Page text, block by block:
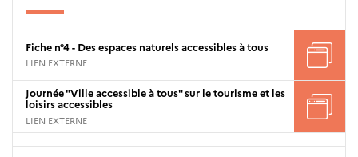
Fiche n°4 - Des espaces naturels accessibles à tous
LIEN EXTERNE
Journée "Ville accessible à tous" sur le tourisme et les
loisirs accessibles
LIEN EXTERNE